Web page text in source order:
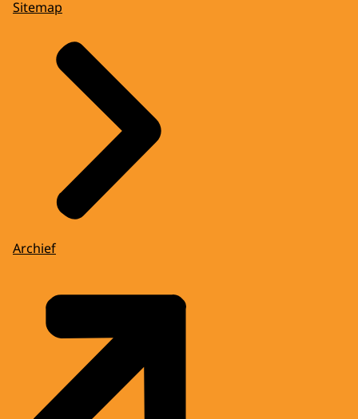
Sitemap
Archief